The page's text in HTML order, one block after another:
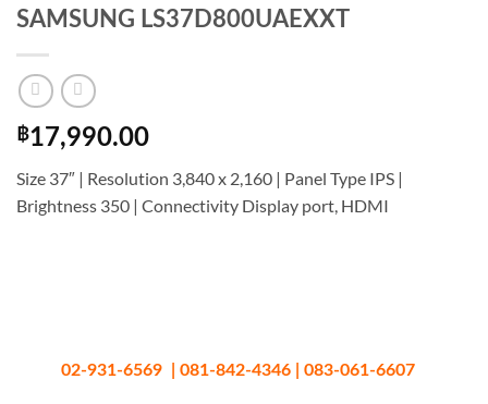
SAMSUNG LS37D800UAEXXT
฿17,990.00
Size 37″ | Resolution 3,840 x 2,160 | Panel Type IPS |
Brightness 350 | Connectivity Display port, HDMI
02-931-6569 | 081-842-4346 | 083-061-6607